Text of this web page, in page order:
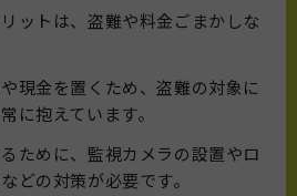
ットは、盗難や料金ごまかしな
現金を置くため、盗難の対象に
に抱えています。
ために、監視カメラの設置やロ
どの対策が必要です。